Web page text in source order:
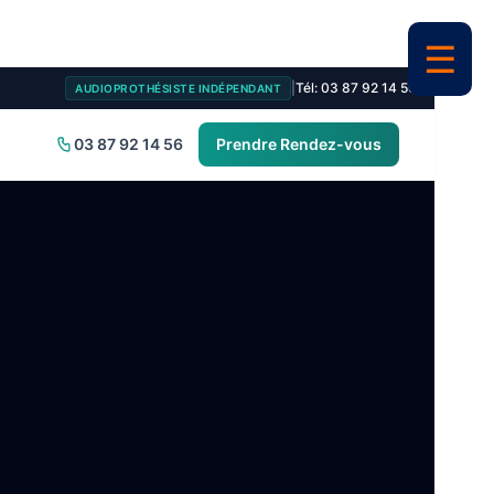
AUDIOPROTHÉSISTE INDÉPENDANT Tél: 03 87 92 14 56
03 87 92 14 56 Prendre Rendez-vous